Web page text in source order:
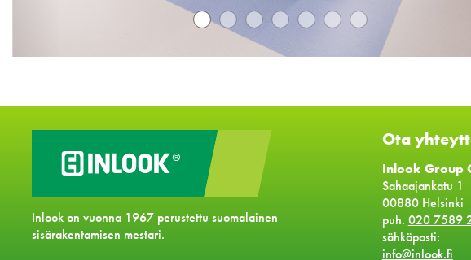
Inlook on vuonna 1967 perustettu suomalainen
sisärakentamisen mestari.
Ota
Inlook Group
Sahaajankatu 1
00880 Helsinki
puh. 020 7589
sähköposti:
info@inlook.fi